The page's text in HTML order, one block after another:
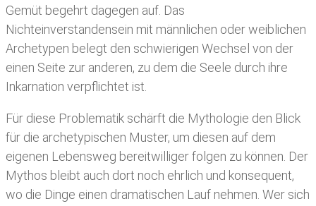
Gemüt begehrt dagegen auf. Das
Nichteinverstandensein mit männlichen oder weiblichen
Archetypen belegt den schwierigen Wechsel von der
einen Seite zur anderen, zu dem die Seele durch ihre
Inkarnation verpflichtet ist.
Für diese Problematik schärft die Mythologie den Blick
für die archetypischen Muster, um diesen auf dem
eigenen Lebensweg bereitwilliger folgen zu können. Der
Mythos bleibt auch dort noch ehrlich und konsequent,
wo die Dinge einen dramatischen Lauf nehmen. Wer sich